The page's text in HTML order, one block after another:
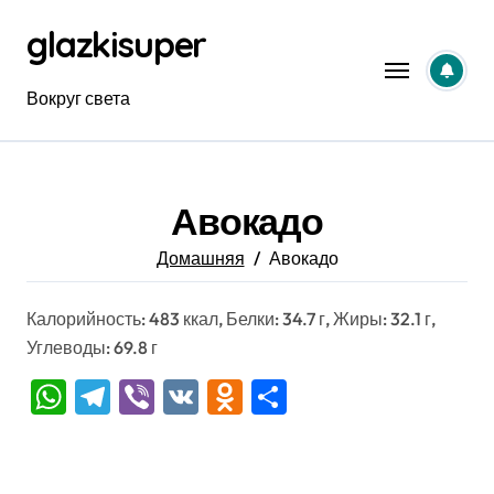
содержанию
glazkisuper
Вокруг света
Авокадо
Домашняя Авокадо
Калорийность: 483 ккал, Белки: 34.7 г, Жиры: 32.1 г,
Углеводы: 69.8 г
WhatsApp
Telegram
Viber
VK Odnoklassniki